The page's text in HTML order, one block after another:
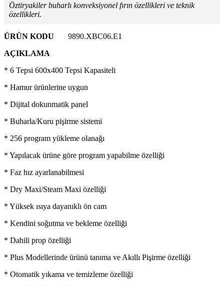
Öztiryakiler buharlı konveksiyonel fırın özellikleri ve teknik
özellikleri.
ÜRÜN KODU
9890.XBC06.E1
AÇIKLAMA
* 6 Tepsi 600x400 Tepsi Kapasiteli
* Hamur ürünlerine uygun
* Dijital dokunmatik panel
* Buharla/Kuru pişirme sistemi
* 256 program yükleme olanağı
* Yapılacak ürüne göre program yapabilme özelliği
* Faz hız ayarlanabilmesi
* Dry Maxi/Steam Maxi özelliği
* Yüksek ısıya dayanıklı ön cam
* Kendini soğutma ve bekleme özelliği
* Dahili prop özelliği
* Plus Modellerinde ürünü tanıma ve Akıllı Pişirme özelliği
* Otomatik yıkama ve temizleme özelliği